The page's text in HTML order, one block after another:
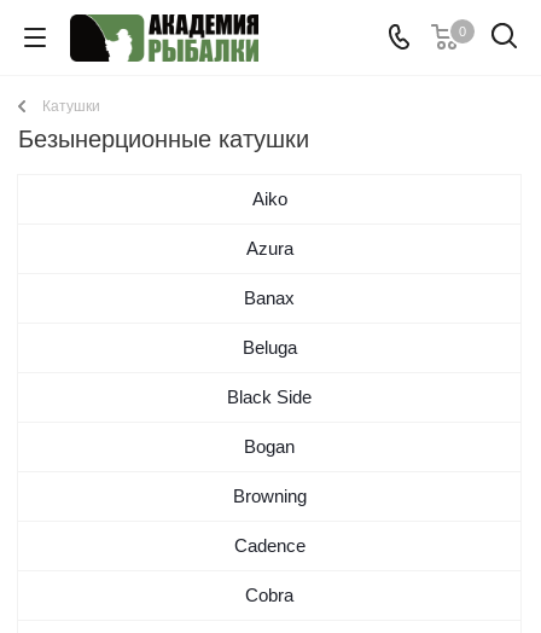
0
Катушки
Безынерционные катушки
Aiko
Azura
Banax
Beluga
Black Side
Bogan
Browning
Cadence
Cobra